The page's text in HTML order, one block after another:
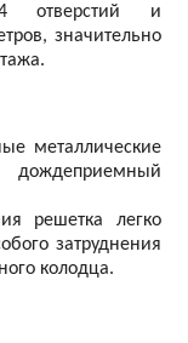
отверстий и
значительно
металлические
решетка легко
затруднения
колодца.